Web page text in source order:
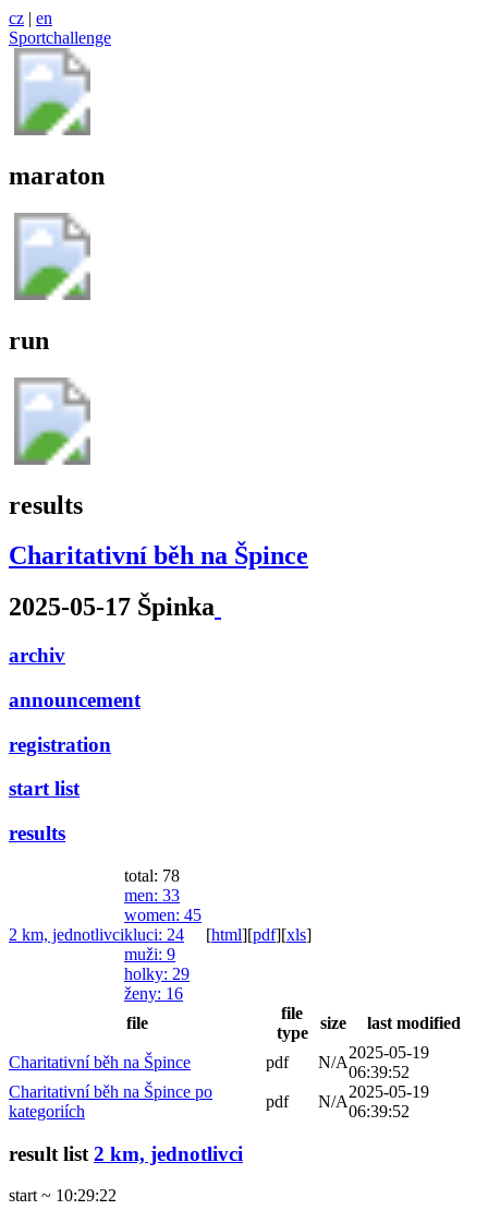
cz | en
Sportchallenge
maraton
run
results
Charitativní běh na Špince
2025-05-17 Špinka
archiv
announcement
registration
start list
results
2 km, jednotlivci
total: 78
men: 33
women: 45
kluci: 24
muži: 9
holky: 29
ženy: 16
[html][pdf][xls]
file
file
type
size last modified
Charitativní běh na Špince pdf N/A
2025-05-19
06:39:52
Charitativní běh na Špince po
kategoriích
pdf N/A
2025-05-19
06:39:52
result list 2 km, jednotlivci
start ~ 10:29:22